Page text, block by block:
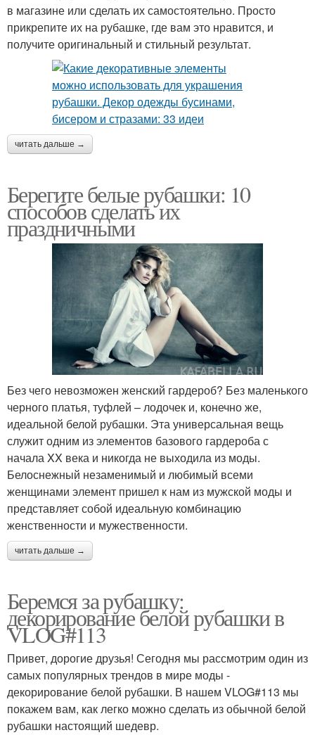
в магазине или сделать их самостоятельно. Просто
прикрепите их на рубашке, где вам это нравится, и
получите оригинальный и стильный результат.
читать дальше →
Берегите белые рубашки: 10
способов сделать их
праздничными
Без чего невозможен женский гардероб? Без маленького
черного платья, туфлей – лодочек и, конечно же,
идеальной белой рубашки. Эта универсальная вещь
служит одним из элементов базового гардероба с
начала XX века и никогда не выходила из моды.
Белоснежный незаменимый и любимый всеми
женщинами элемент пришел к нам из мужской моды и
представляет собой идеальную комбинацию
женственности и мужественности.
читать дальше →
Беремся за рубашку:
декорирование белой рубашки в
VLOG#113
Привет, дорогие друзья! Сегодня мы рассмотрим один из
самых популярных трендов в мире моды -
декорирование белой рубашки. В нашем VLOG#113 мы
покажем вам, как легко можно сделать из обычной белой
рубашки настоящий шедевр.